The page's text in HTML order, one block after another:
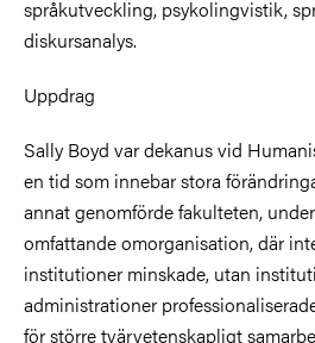
språkutveckling, psykolingvistik,
diskursanalys.
Uppdrag
Sally Boyd var dekanus vid
en tid som innebar stora
annat genomförde fakulteten,
omfattande omorganisation, där
institutioner minskade, utan
administrationer
för större tvärvetenskapligt